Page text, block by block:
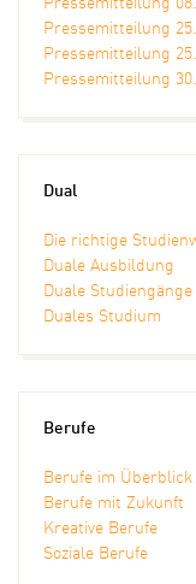
Pressemitteilung
Pressemitteilung
Pressemitteilung
Pressemitteilung
Dual
Die richtige
Duale Ausbildung
Duale
Duales Studium
Berufe
Berufe im Überblick
Berufe mit Zukunft
Kreative Berufe
Soziale Berufe